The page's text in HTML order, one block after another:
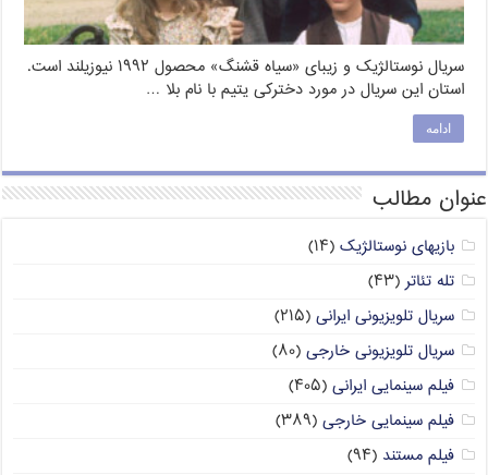
سریال نوستالژیک و زیبای «سیاه قشنگ» محصول ۱۹۹۲ نیوزیلند است.
استان این سریال در مورد دخترکی یتیم با نام بلا …
ادامه
عنوان مطالب
بازیهای نوستالژیک (۱۴)
تله تئاتر (۴۳)
سریال تلویزیونی ایرانی (۲۱۵)
سریال تلویزیونی خارجی (۸۰)
فیلم سینمایی ایرانی (۴۰۵)
فیلم سینمایی خارجی (۳۸۹)
فیلم مستند (۹۴)